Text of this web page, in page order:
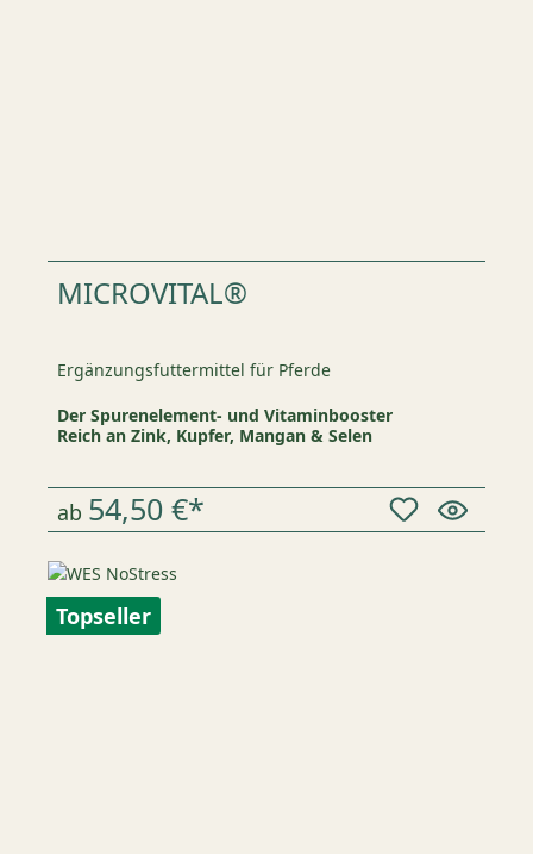
MICROVITAL®
Ergänzungsfuttermittel für Pferde
Der Spurenelement- und Vitaminbooster
Reich an Zink, Kupfer, Mangan & Selen
ab 54,50 €*
Topseller